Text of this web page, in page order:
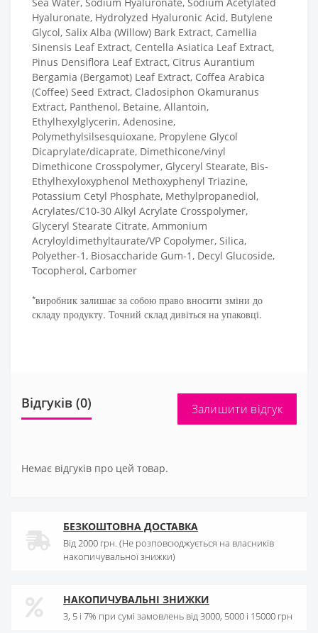
Hyaluronate, Hydrolyzed Hyaluronic Acid, Butylene
Glycol, Salix Alba (Willow) Bark Extract, Camellia
Sinensis Leaf Extract, Centella Asiatica Leaf Extract,
Pinus Densiflora Leaf Extract, Citrus Aurantium
Bergamia (Bergamot) Leaf Extract, Coffea Arabica
(Coffee) Seed Extract, Cladosiphon Okamuranus
Extract, Panthenol, Betaine, Allantoin,
Ethylhexylglycerin, Adenosine,
Polymethylsilsesquioxane, Propylene Glycol
Dicaprylate/dicaprate, Dimethicone/vinyl
Dimethicone Crosspolymer, Glyceryl Stearate, Bis-
Ethylhexyloxyphenol Methoxyphenyl Triazine,
Potassium Cetyl Phosphate, Methylpropanediol,
Acrylates/C10-30 Alkyl Acrylate Crosspolymer,
Glyceryl Stearate Citrate, Ammonium
Acryloyldimethyltaurate/VP Copolymer, Silica,
Polyether-1, Biosaccharide Gum-1, Decyl Glucoside,
Tocopherol, Carbomer
*виробник залишає за собою право вносити зміни до
складу продукту. Точний склад дивіться на упаковці.
Відгуків (0) Залишити відгук
Немає відгуків про цей товар.
БЕЗКОШТОВНА ДОСТАВКА
Від 2000 грн. (Не розповсюджується на власників
накопичувальної знижки)
НАКОПИЧУВАЛЬНІ ЗНИЖКИ
3, 5 і 7% при сумі замовлень від 3000, 5000 і 15000 грн